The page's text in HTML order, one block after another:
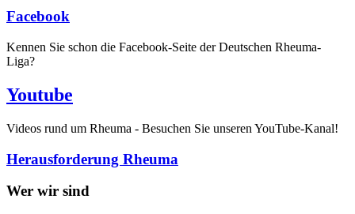
Facebook
Kennen Sie schon die Facebook-Seite der Deutschen Rheuma-
Liga?
Youtube
Videos rund um Rheuma - Besuchen Sie unseren YouTube-Kanal!
Herausforderung Rheuma
Wer wir sind